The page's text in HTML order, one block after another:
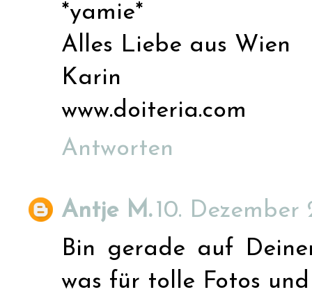
*yamie*
Alles Liebe aus Wien
Karin
www.doiteria.com
Antworten
Antje M. 10. Dezember
Bin gerade auf
was für tolle Fotos und